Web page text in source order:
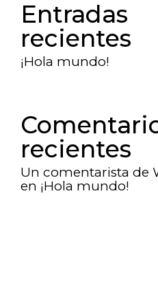
Entradas
recientes
¡Hola mundo!
recientes
Un comentarista de
en ¡Hola mundo!